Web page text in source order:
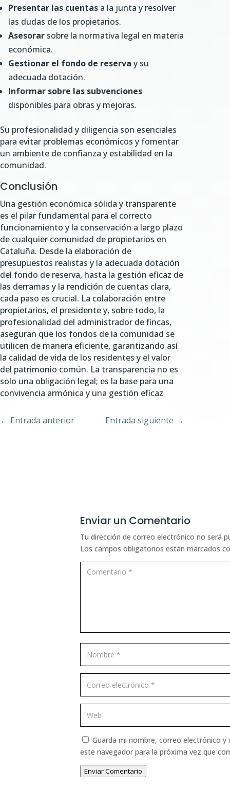
Presentar las cuentas a la junta y resolver
las dudas de los propietarios.
Asesorar sobre la normativa legal en materia
económica.
Gestionar el fondo de reserva y su
adecuada dotación.
Informar sobre las subvenciones
disponibles para obras y mejoras.
Su profesionalidad y diligencia son esenciales
para evitar problemas económicos y fomentar
un ambiente de confianza y estabilidad en la
comunidad.
Conclusión
Una gestión económica sólida y transparente
es el pilar fundamental para el correcto
funcionamiento y la conservación a largo plazo
de cualquier comunidad de propietarios en
Cataluña. Desde la elaboración de
presupuestos realistas y la adecuada dotación
del fondo de reserva, hasta la gestión eficaz de
las derramas y la rendición de cuentas clara,
cada paso es crucial. La colaboración entre
propietarios, el presidente y, sobre todo, la
profesionalidad del administrador de fincas,
aseguran que los fondos de la comunidad se
utilicen de manera eficiente, garantizando así
la calidad de vida de los residentes y el valor
del patrimonio común. La transparencia no es
solo una obligación legal; es la base para una
convivencia armónica y una gestión eficaz
← Entrada anterior Entrada siguiente →
Enviar un Comentario
Tu dirección de correo electrónico no será
Los campos obligatorios están marcados
Guarda mi nombre, correo electrónico y
este navegador para la próxima vez que
Enviar Comentario